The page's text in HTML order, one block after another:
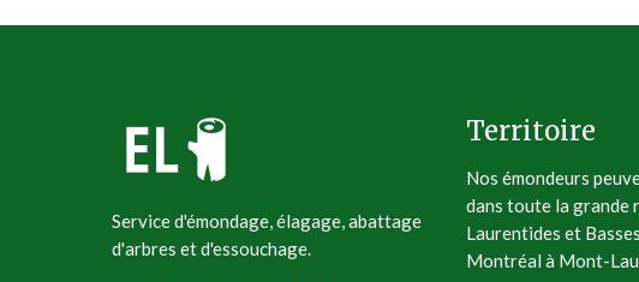
Service d'émondage, élagage, abattage
d'arbres et d'essouchage.
Territoire
Nos émondeurs
dans toute la grande
Laurentides et
Montréal à Mont-